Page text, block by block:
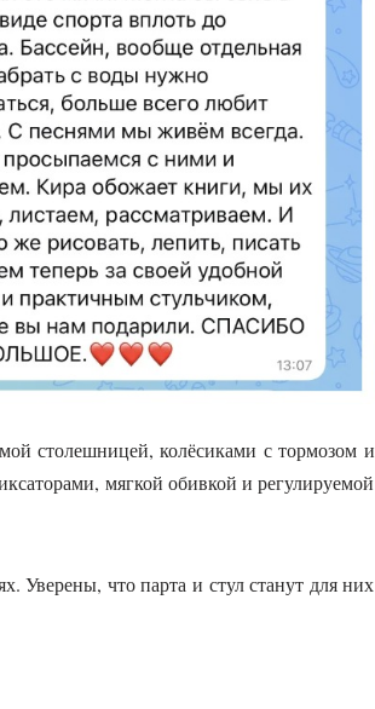
столешницей, колёсиками с тормозом и
мягкой обивкой и регулируемой
Уверены, что парта и стул станут для них